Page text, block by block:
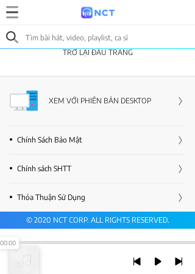
TRỞ LẠI ĐẦU TRANG
XEM VỚI PHIÊN BẢN DESKTOP
Chính Sách Bảo Mật
Chính sách SHTT
Thỏa Thuận Sử Dụng
© 2020 NCT CORP. ALL RIGHTS RESERVED.
00:00